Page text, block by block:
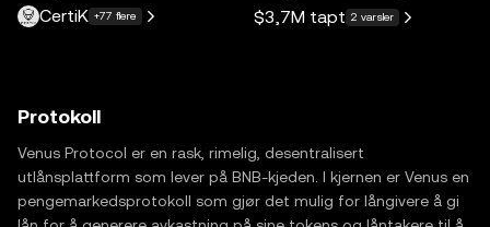
CertiK +77 flere $3,7M tapt 2 varsler
Protokoll
Venus Protocol er en rask, rimelig, desentralisert
utlånsplattform som lever på BNB-kjeden. I kjernen er Venus en
pengemarkedsprotokoll som gjør det mulig for långivere å gi